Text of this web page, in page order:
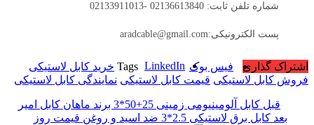
شماره تلفن ثابت: 02136613840 -02133911013
پست الکترونیکی:aradcable@gmail.com
اشتراک گذاری فیس بوک LinkedIn
Tags خرید کابل لاستیکی
فروش کابل لاستیکی قیمت کابل لاستیکی نمایندگی کابل لاستیکی
قبل کابل آلومینیومی زمینی 25+50*3 برند ماهان کابل امیر
بعد کابل برق لاستیکی 2.5*3 ضد اسید و روغن قیمت روز